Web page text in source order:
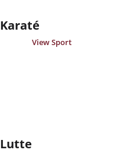
Karaté
View Sport
Lutte